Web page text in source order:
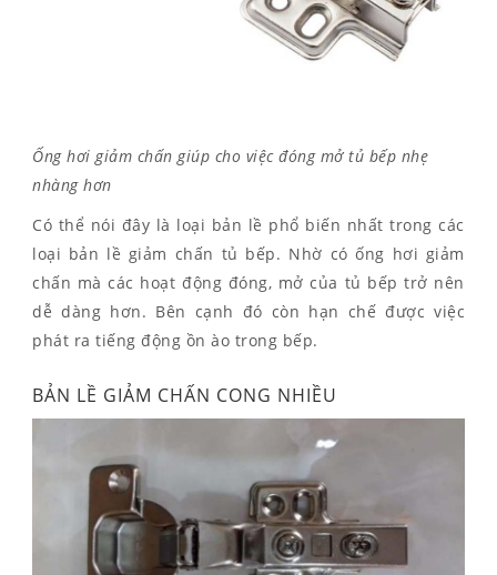
Ống hơi giảm chấn giúp cho việc đóng mở tủ bếp nhẹ
nhàng hơn
Có thể nói đây là loại bản lề phổ biến nhất trong các
loại bản lề giảm chấn tủ bếp. Nhờ có ống hơi giảm
chấn mà các hoạt động đóng, mở của tủ bếp trở nên
dễ dàng hơn. Bên cạnh đó còn hạn chế được việc
phát ra tiếng động ồn ào trong bếp.
BẢN LỀ GIẢM CHẤN CONG NHIỀU